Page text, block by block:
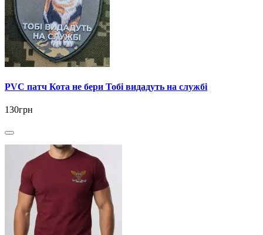
PVC патч Кота не бери Тобі видадуть на службі
130грн